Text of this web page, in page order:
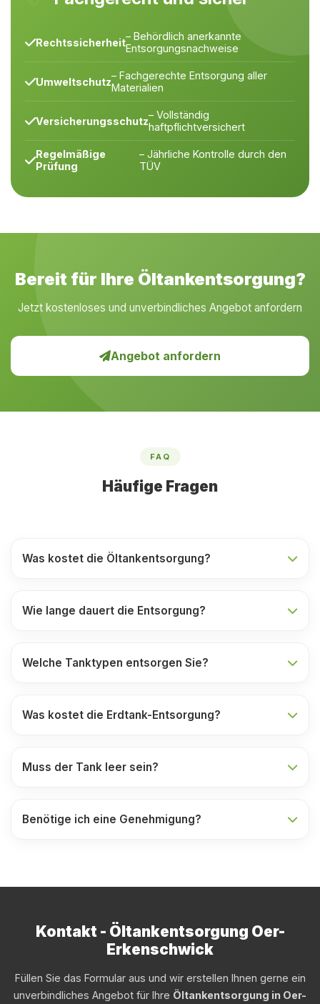
Rechtssicherheit– Behördlich anerkannte
Entsorgungsnachweise
Umweltschutz– Fachgerechte Entsorgung aller
Materialien
Versicherungsschutz– Vollständig
haftpflichtversichert
Regelmäßige
Prüfung
– Jährliche Kontrolle durch den
TÜV
Bereit für Ihre Öltankentsorgung?
Jetzt kostenloses und unverbindliches Angebot anfordern
Angebot anfordern
FAQ
Häufige Fragen
Was kostet die Öltankentsorgung?
Wie lange dauert die Entsorgung?
Welche Tanktypen entsorgen Sie?
Was kostet die Erdtank-Entsorgung?
Muss der Tank leer sein?
Benötige ich eine Genehmigung?
Kontakt - Öltankentsorgung Oer-
Erkenschwick
Füllen Sie das Formular aus und wir erstellen Ihnen gerne ein
unverbindliches Angebot für Ihre Öltankentsorgung in Oer-